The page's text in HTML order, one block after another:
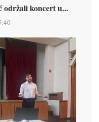
koncert u...